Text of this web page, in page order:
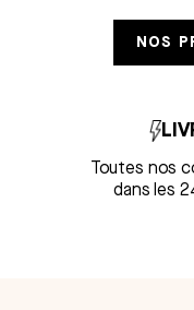
NOS
Toutes nos
dans les